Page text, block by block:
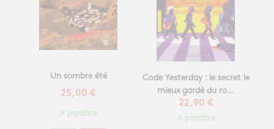
Un sombre été
25,00 €
A paraître
Code Yesterday : le secret le
mieux gardé du ro...
22,90 €
A paraître